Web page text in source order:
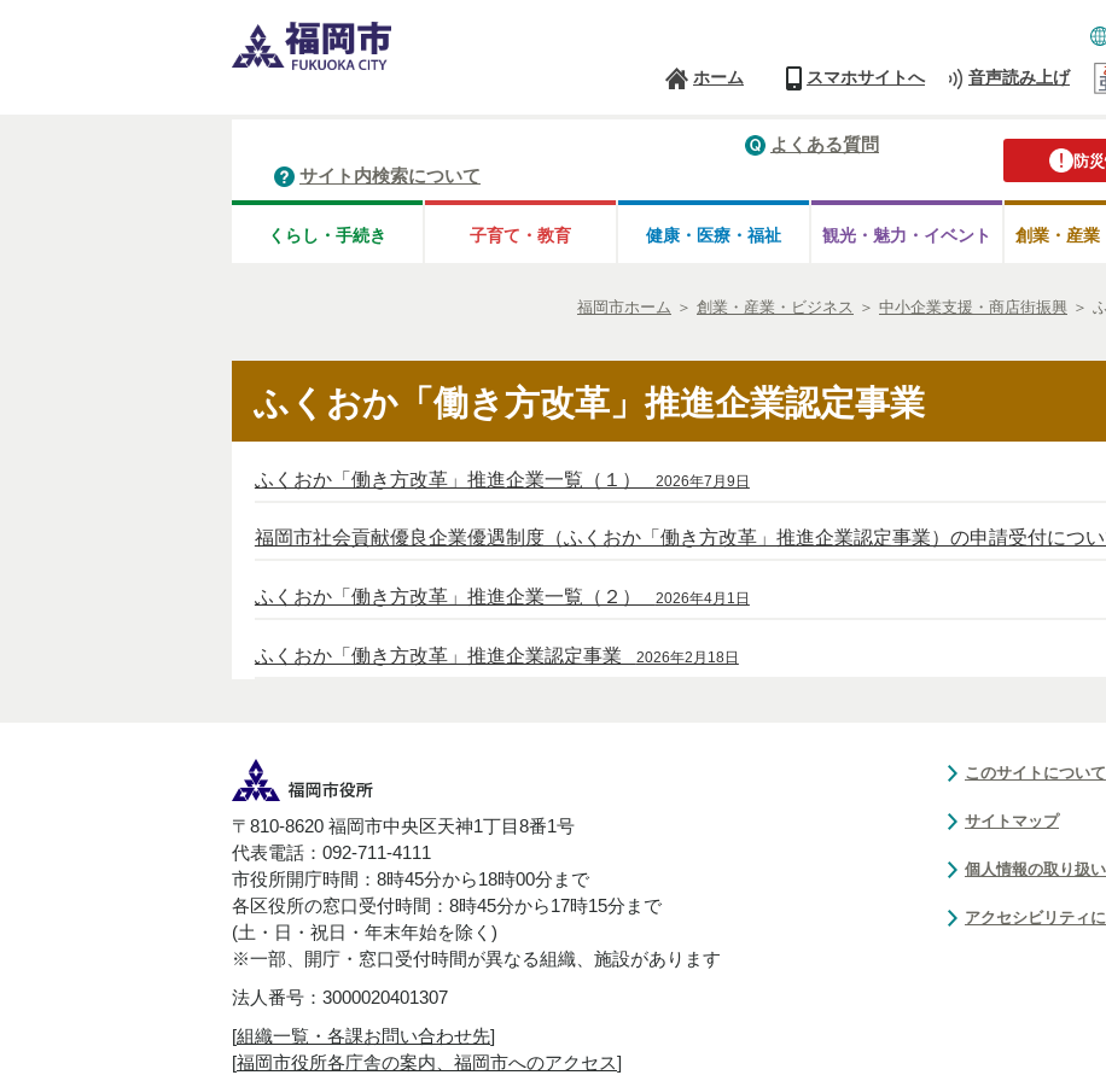
ホーム スマホサイトへ 音声読み上げ
防
よくある質問
サイト内検索について
くらし・手続き 子育て・教育 健康・医療・ 福祉 観光・魅力・ イベント 創業・産業
福岡市ホーム ＞ 創業・産業・ビジネス ＞ 中小企業支援・商店街振興 ＞
ふくおか「働き方改革」推進企業認定事業
ふくおか「働き方改革」推進企業一覧（１） 2026年7月9日
福岡市社会貢献優良企業優遇制度（ふくおか「働き方改革」推進企業認定事業）の申請受付につ
ふくおか「働き方改革」推進企業一覧（２） 2026年4月1日
ふくおか「働き方改革」推進企業認定事業 2026年2月18日
〒810-8620 福岡市中央区天神1丁目8番1号
代表電話：092-711-4111
市役所開庁時間：8時45分から18時00分まで
各区役所の窓口受付時間：8時45分から17時15分まで
(土・日・祝日・年末年始を除く)
※一部、開庁・窓口受付時間が異なる組織、施設があります
法人番号：3000020401307
[組織一覧・各課お問い合わせ先]
[福岡市役所各庁舎の案内、福岡市へのアクセス]
このサイトについて
サイトマップ
個人情報の取り扱
アクセシビリティ